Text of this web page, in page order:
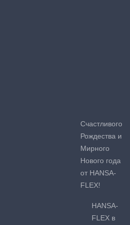
Счастливого
Рождества и
Мирного
Нового года
от HANSA-
FLEX!
HANSA-
FLEX в